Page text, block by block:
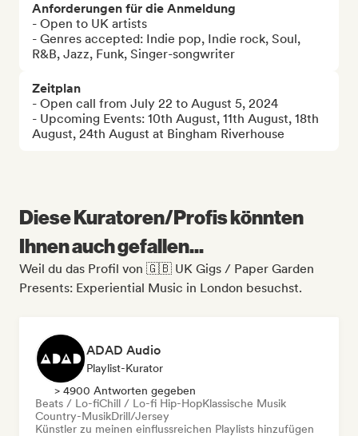
Anforderungen für die Anmeldung
- Open to UK artists
- Genres accepted: Indie pop, Indie rock, Soul,
R&B, Jazz, Funk, Singer-songwriter
Zeitplan
- Open call from July 22 to August 5, 2024
- Upcoming Events: 10th August, 11th August, 18th
August, 24th August at Bingham Riverhouse
Diese Kuratoren/Profis könnten
Ihnen auch gefallen...
Weil du das Profil von 🇬🇧 UK Gigs / Paper Garden
Presents: Experiential Music in London besuchst.
ADAD Audio
Playlist-Kurator
> 4900 Antworten gegeben
Beats / Lo-fiChill / Lo-fi Hip-HopKlassische Musik
Country-MusikDrill/Jersey
Künstler zu meinen einflussreichen Playlists hinzufügen